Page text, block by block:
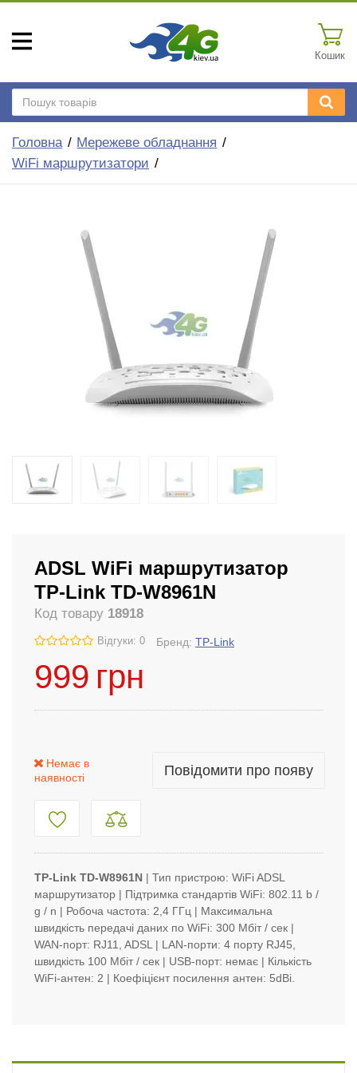
Кошик
Головна
Мережеве обладнання
WiFi маршрутизатори
ADSL WiFi маршрутизатор
TP-Link TD-W8961N
Код товару 18918
Відгуки: 0 Бренд: TP-Link
999 грн
Немає в
наявності
Повідомити про появу
TP-Link TD-W8961N | Тип пристрою: WiFi ADSL
маршрутизатор | Підтримка стандартів WiFi: 802.11 b /
g / n | Робоча частота: 2,4 ГГц | Максимальна
швидкість передачі даних по WiFi: 300 Мбіт / сек |
WAN-порт: RJ11, ADSL | LAN-порти: 4 порту RJ45,
швидкість 100 Мбіт / сек | USB-порт: немає | Кількість
WiFi-антен: 2 | Коефіцієнт посилення антен: 5dBi.